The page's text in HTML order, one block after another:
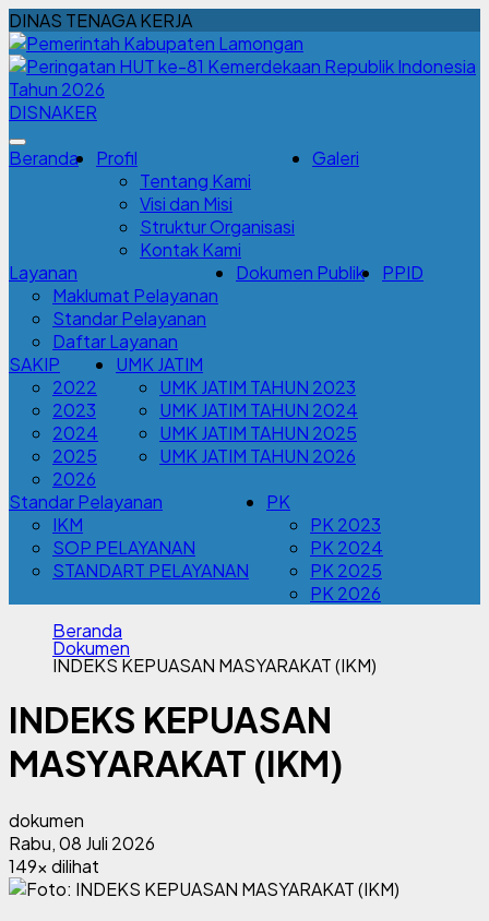
DINAS TENAGA KERJA
DISNAKER
Beranda
Profil
Tentang Kami
Visi dan Misi
Struktur Organisasi
Kontak Kami
Galeri
Layanan
Maklumat Pelayanan
Standar Pelayanan
Daftar Layanan
Dokumen Publik PPID
SAKIP
2022
2023
2024
2025
2026
UMK JATIM
UMK JATIM TAHUN 2023
UMK JATIM TAHUN 2024
UMK JATIM TAHUN 2025
UMK JATIM TAHUN 2026
Standar Pelayanan
IKM
SOP PELAYANAN
STANDART PELAYANAN
PK
PK 2023
PK 2024
PK 2025
PK 2026
Beranda
Dokumen
INDEKS KEPUASAN MASYARAKAT (IKM)
INDEKS KEPUASAN
MASYARAKAT (IKM)
dokumen
Rabu, 08 Juli 2026
149x dilihat